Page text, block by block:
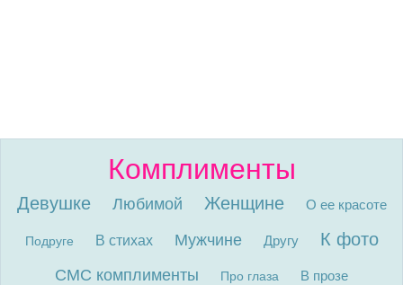
Комплименты
Девушке Любимой Женщине О ее красоте
Подруге В стихах Мужчине Другу К фото
СМС комплименты Про глаза В прозе